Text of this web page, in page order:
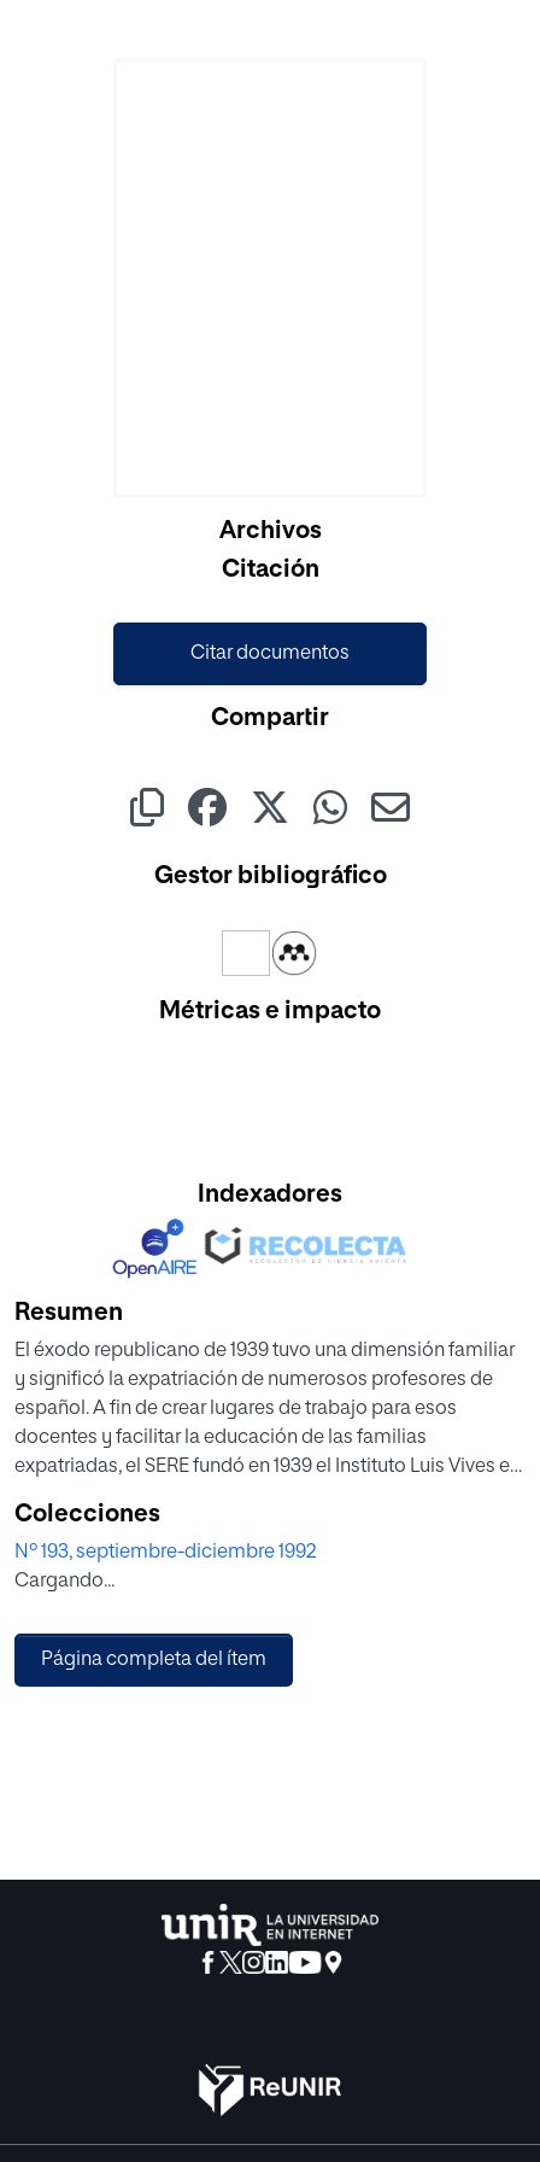
Cargando...Archivos
Citación
Citar documentos
Compartir
Gestor bibliográfico
Métricas e impacto
Indexadores
Resumen
El éxodo republicano de 1939 tuvo una dimensión familiar
y significó la expatriación de numerosos profesores de
español. A fin de crear lugares de trabajo para esos
docentes y facilitar la educación de las familias
expatriadas, el SERE fundó en 1939 el Instituto Luis Vives en
basó en el patrón liberal defendido por la Institución Libre
de Enseñanza (ILE). Los maestros fueron instruidos en esta
enseñanza y reprodujeron los métodos de las
mexicana. El Instituto continúa su actividad educativa en el
tiempo presente y sigue siendo leal al espíritu fundacional.
Colecciones
Nº 193, septiembre-diciembre 1992
Cargando...
Página completa del ítem